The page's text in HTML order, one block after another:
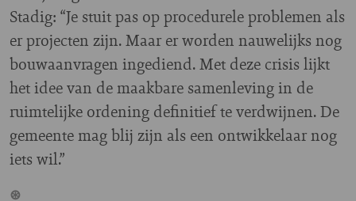
Stadig: “Je stuit pas op procedurele problemen als
er projecten zijn. Maar er worden nauwelijks nog
bouwaanvragen ingediend. Met deze crisis lijkt
het idee van de maakbare samenleving in de
ruimtelijke ordening definitief te verdwijnen. De
gemeente mag blij zijn als een ontwikkelaar nog
iets wil.”